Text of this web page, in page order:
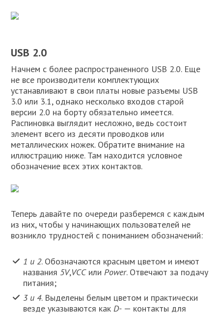
USB 2.0
Начнем с более распространенного USB 2.0. Еще
не все производители комплектующих
устанавливают в свои платы новые разъемы USB
3.0 или 3.1, однако несколько входов старой
версии 2.0 на борту обязательно имеется.
Распиновка выглядит несложно, ведь состоит
элемент всего из десяти проводков или
металлических ножек. Обратите внимание на
иллюстрацию ниже. Там находится условное
обозначение всех этих контактов.
Теперь давайте по очереди разберемся с каждым
из них, чтобы у начинающих пользователей не
возникло трудностей с пониманием обозначений:
1 и 2. Обозначаются красным цветом и имеют
названия 5V,VCCилиPower. Отвечают за подачу
питания;
3 и 4. Выделены белым цветом и практически
везде указываются какD- — контакты для